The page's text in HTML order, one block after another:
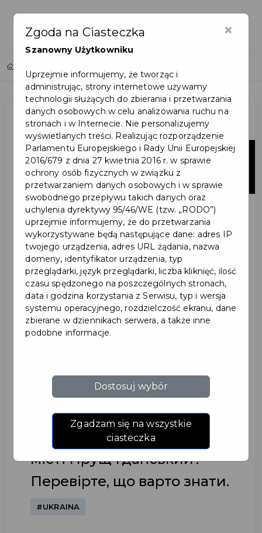
25
mieście Pruszcz Gdański?
Sprawdź co warto wiedzieć.
| Ви знайшли притулок у
місті Прущ Гданський?
Перевірте, що варто знати.
#UKRAINA
×
Zgoda na Ciasteczka
Szanowny Użytkowniku
Uprzejmie informujemy, że tworząc i
administrując, strony internetowe używamy
technologii służących do zbierania i przetwarzania
danych osobowych w celu analizowania ruchu na
stronach i w Internecie. Nie personalizujemy
wyświetlanych treści. Realizując rozporządzenie
Parlamentu Europejskiego i Rady Unii Europejskiej
2016/679 z dnia 27 kwietnia 2016 r. w sprawie
ochrony osób fizycznych w związku z
przetwarzaniem danych osobowych i w sprawie
swobodnego przepływu takich danych oraz
uchylenia dyrektywy 95/46/WE (tzw. „RODO”)
uprzejmie informujemy, że do przetwarzania
wykorzystywane będą następujące dane: adres IP
twojego urządzenia, adres URL żądania, nazwa
domeny, identyfikator urządzenia, typ
przeglądarki, język przeglądarki, liczba kliknięć, ilość
czasu spędzonego na poszczególnych stronach,
data i godzina korzystania z Serwisu, typ i wersja
systemu operacyjnego, rozdzielczość ekranu, dane
zbierane w dziennikach serwera, a także inne
podobne informacje.
Dostosuj wybór
Zgadzam się na wszystkie
ciasteczka